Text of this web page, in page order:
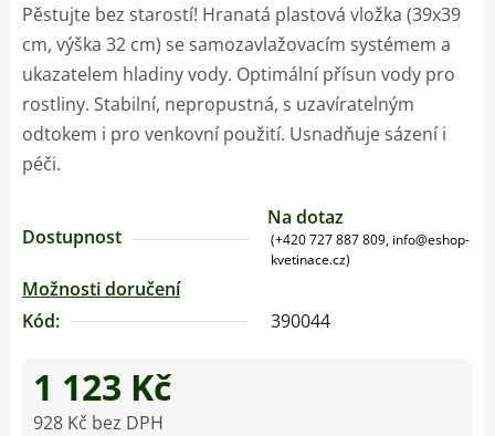
Pěstujte bez starostí! Hranatá plastová vložka (39x39
cm, výška 32 cm) se samozavlažovacím systémem a
ukazatelem hladiny vody. Optimální přísun vody pro
rostliny. Stabilní, nepropustná, s uzavíratelným
odtokem i pro venkovní použití. Usnadňuje sázení i
péči.
Dostupnost
Na dotaz
(+420 727 887 809, info@eshop-
kvetinace.cz)
Možnosti doručení
Kód:
390044
1 123 Kč
928 Kč bez DPH